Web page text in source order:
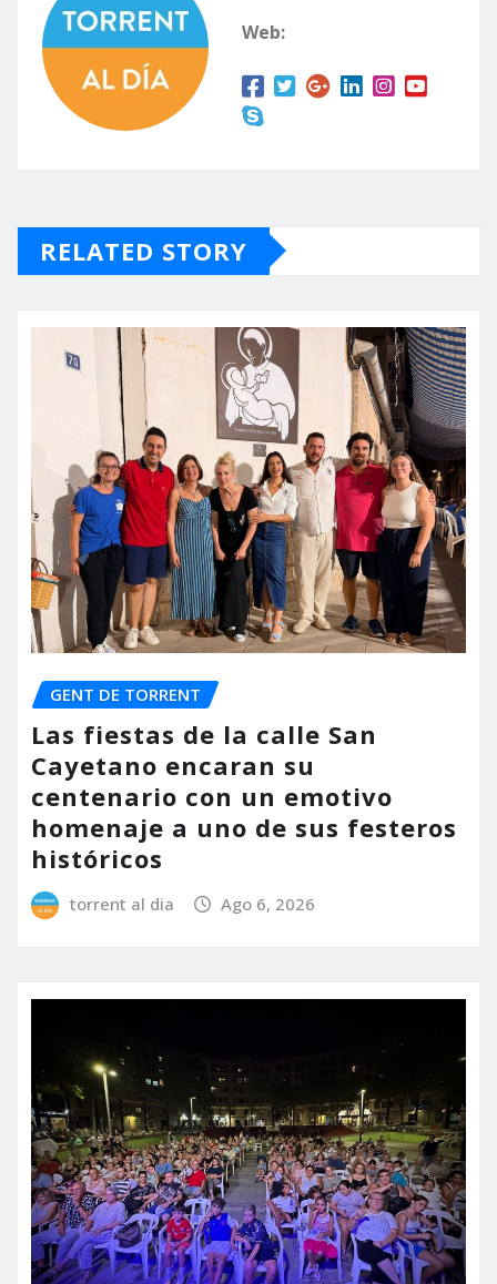
Web:
RELATED STORY
GENT DE TORRENT
Las fiestas de la calle San
Cayetano encaran su
centenario con un emotivo
homenaje a uno de sus festeros
históricos
torrent al dia Ago 6, 2026